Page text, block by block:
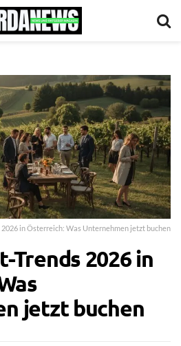
in Österreich: Was Unternehmen jetzt buchen
Trends 2026 in
jetzt buchen